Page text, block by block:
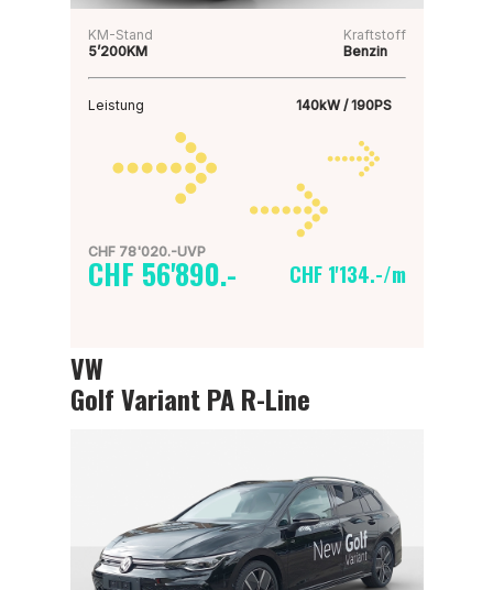
KM-Stand
5’200KM
Kraftstoff
Benzin
Leistung 140kW / 190PS
CHF 78'020.-UVP
CHF 56'890.- CHF 1'134.-/m
VW
Golf Variant PA R-Line